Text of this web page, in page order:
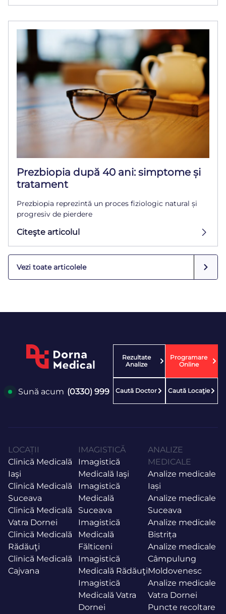
Prezbiopia după 40 ani: simptome și
tratament
Prezbiopia reprezintă un proces fiziologic natural și
progresiv de pierdere
Citeşte articolul
Vezi toate articolele
Sună acum (0330) 999
Rezultate
Analize
Programare
Online
Caută Doctor Caută Locaţie
LOCAȚII
Clinică Medicală
Iaşi
Clinică Medicală
Suceava
Clinică Medicală
Vatra Dornei
Clinică Medicală
Rădăuţi
Clinică Medicală
Cajvana
IMAGISTICĂ
Imagistică
Medicală Iaşi
Imagistică
Medicală
Suceava
Imagistică
Medicală
Fălticeni
Imagistică
Medicală Rădăuţi
Imagistică
Medicală Vatra
Dornei
ANALIZE
MEDICALE
Analize medicale
Iași
Analize medicale
Suceava
Analize medicale
Bistrița
Analize medicale
Câmpulung
Moldovenesc
Analize medicale
Vatra Dornei
Puncte recoltare